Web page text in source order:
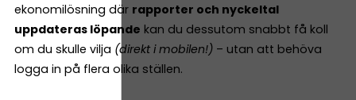
ekonomilösning där rapporter och nyckeltal
uppdateras löpande kan du dessutom snabbt få koll
om du skulle vilja (direkt i mobilen!) – utan att behöva
logga in på flera olika ställen.